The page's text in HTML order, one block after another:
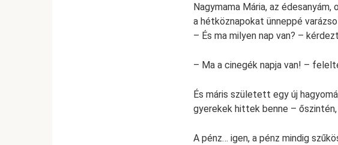
Nagymama Mária, az
a hétköznapokat ünneppé
– És ma milyen nap van? –
– Ma a cinegék napja van! –
És máris született egy új
gyerekek hittek benne –
A pénz… igen, a pénz mindig